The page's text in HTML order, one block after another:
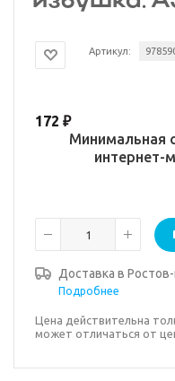
Артикул:
172 ₽
Минимальная
интернет-
Доставка в
Подробнее
Цена действительна
может отличаться от